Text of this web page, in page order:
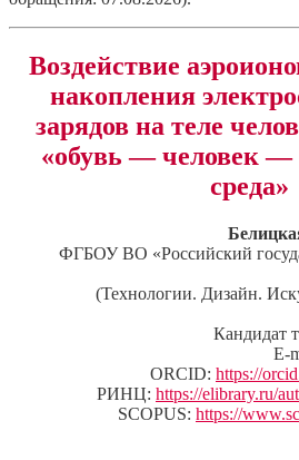
Воздействие
накопления
зарядов на теле
«обувь — человек
среда»
ФГБОУ ВО «Российский
(Технологии. Дизайн.
Кандидат
E-
ORCID: https://
РИНЦ: https://elibrary.ru/
SCOPUS: https://